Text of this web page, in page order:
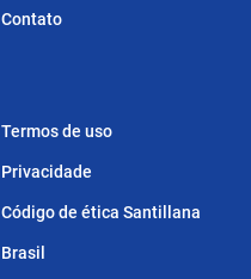
Contato
Termos de uso
Privacidade
Código de ética Santillana
Brasil